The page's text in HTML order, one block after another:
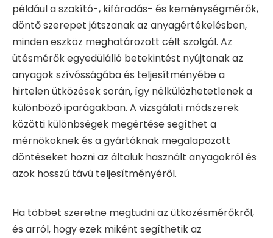
például a szakító-, kifáradás- és keménységmérők,
döntő szerepet játszanak az anyagértékelésben,
minden eszköz meghatározott célt szolgál. Az
ütésmérők egyedülálló betekintést nyújtanak az
anyagok szívósságába és teljesítményébe a
hirtelen ütközések során, így nélkülözhetetlenek a
különböző iparágakban. A vizsgálati módszerek
közötti különbségek megértése segíthet a
mérnököknek és a gyártóknak megalapozott
döntéseket hozni az általuk használt anyagokról és
azok hosszú távú teljesítményéről.
Ha többet szeretne megtudni az ütközésmérőkről,
és arról, hogy ezek miként segíthetik az